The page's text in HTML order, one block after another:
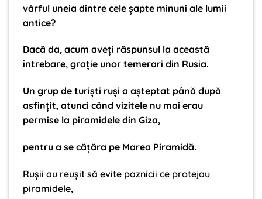
vârful uneia dintre cele şapte minuni ale lumii
antice?
Dacă da, acum aveţi răspunsul la această
întrebare, graţie unor temerari din Rusia.
Un grup de turişti ruşi a aşteptat până după
asfinţit, atunci când vizitele nu mai erau
permise la piramidele din Giza,
pentru a se căţăra pe Marea Piramidă.
Ruşii au reuşit să evite paznicii ce protejau
piramidele,